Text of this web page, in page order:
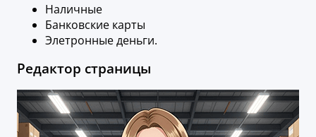
Наличные
Банковские карты
Элетронные деньги.
Редактор страницы